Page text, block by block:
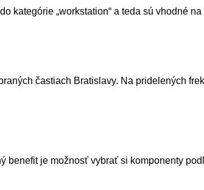
kategórie „workstation“ a teda sú vhodné
častiach Bratislavy. Na pridelených
je možnosť vybrať si komponenty